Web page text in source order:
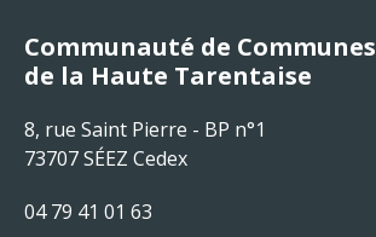
Communauté de Communes
de la Haute Tarentaise
8, rue Saint Pierre - BP n°1
73707 SÉEZ Cedex
04 79 41 01 63